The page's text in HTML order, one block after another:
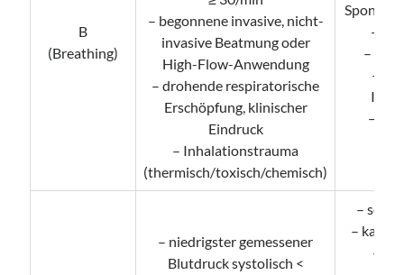
B
(Breathing)
– begonnene invasive, nicht-
invasive Beatmung oder
High-Flow-Anwendung
– drohende respiratorische
Erschöpfung, klinischer
Eindruck
– Inhalationstrauma
(thermisch/toxisch/chemisch)
–
–
–
–
– niedrigster gemessener
Blutdruck systolisch <
–
–
–